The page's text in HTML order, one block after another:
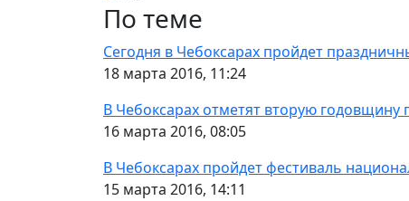
По теме
Сегодня в Чебоксарах пройдет
18 марта 2016, 11:24
В Чебоксарах отметят вторую
16 марта 2016, 08:05
В Чебоксарах пройдет фестиваль
15 марта 2016, 14:11